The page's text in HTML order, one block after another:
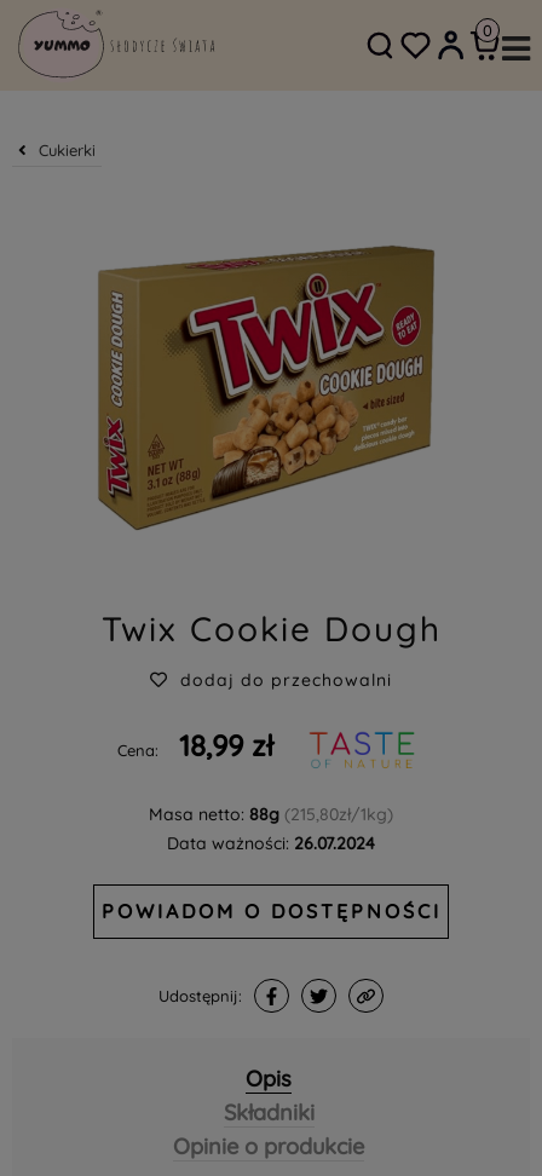
SKLEP@YUMMO.PL
Cukierki
Twix Cookie Dough
dodaj do przechowalni
Cena: 18,99 zł
Masa netto: 88g (215,80zł/1kg)
Data ważności: 26.07.2024
POWIADOM O DOSTĘPNOŚCI
Udostępnij:
Opis
Składniki
Opinie o produkcie